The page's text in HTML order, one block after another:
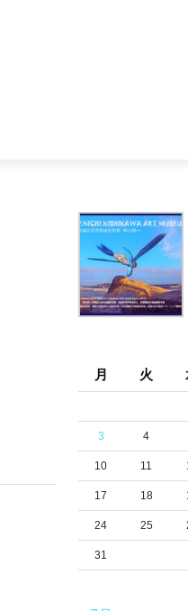
月 火
3 4
10 11
17 18
24 25
31